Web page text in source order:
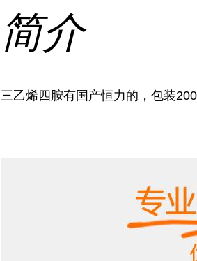
简介
三乙烯四胺有国产恒力的，包装